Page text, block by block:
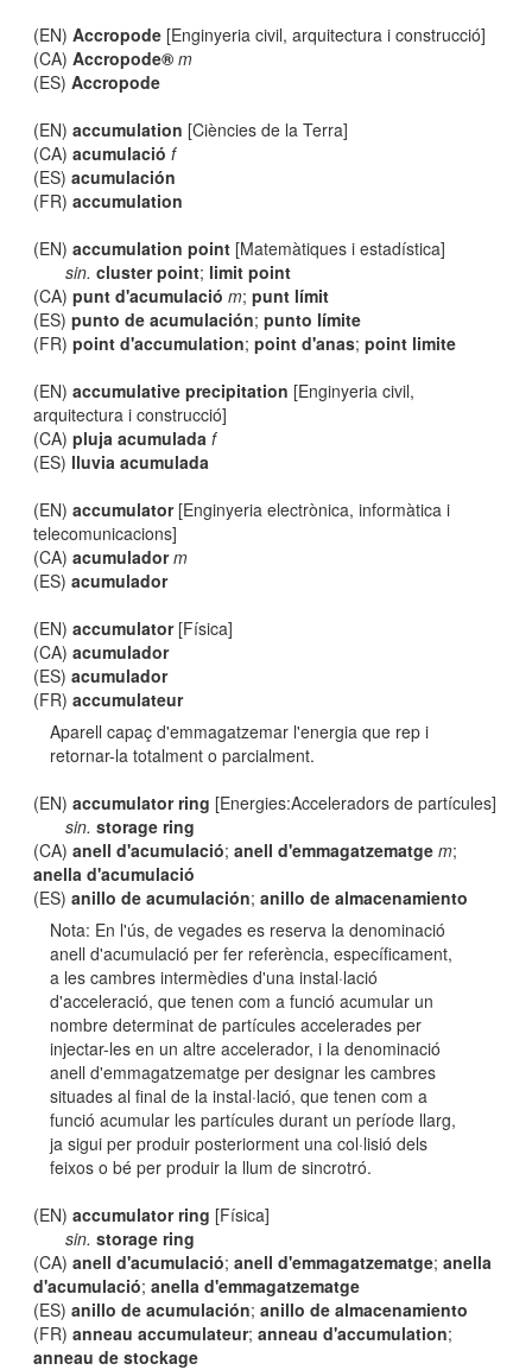
(EN)Accropode [Enginyeria civil, arquitectura i construcció]
(CA)Accropode® m
(ES)Accropode
(EN)accumulation [Ciències de la Terra]
(CA)acumulació f
(ES)acumulación
(FR)accumulation
(EN)accumulation point [Matemàtiques i estadística]
sin. cluster point; limit point
(CA)punt d'acumulació m;punt límit
(ES)punto de acumulación;punto límite
(FR)point d'accumulation;point d'anas;point limite
(EN)accumulative precipitation [Enginyeria civil,
arquitectura i construcció]
(CA)pluja acumulada f
(ES) lluvia acumulada
(EN)accumulator[Enginyeria electrònica, informàtica i
telecomunicacions]
(CA)acumulador m
(ES)acumulador
(EN)accumulator[Física]
(CA)acumulador
(ES)acumulador
(FR)accumulateur
Aparell capaç d'emmagatzemar l'energia que rep i
retornar-la totalment o parcialment.
(EN)accumulator ring [Energies:Acceleradors de partícules]
sin. storage ring
(CA)anell d'acumulació;anell d'emmagatzematge m;
anella d'acumulació
(ES)anillo de acumulación;anillo de almacenamiento
Nota: En l'ús, de vegades es reserva la denominació
anell d'acumulació per fer referència, específicament,
a les cambres intermèdies d'una instal·lació
d'acceleració, que tenen com a funció acumular un
nombre determinat de partícules accelerades per
injectar-les en un altre accelerador, i la denominació
anell d'emmagatzematge per designar les cambres
situades al final de la instal·lació, que tenen com a
funció acumular les partícules durant un període llarg,
ja sigui per produir posteriorment una col·lisió dels
feixos o bé per produir la llum de sincrotró.
(EN)accumulator ring [Física]
sin. storage ring
(CA)anell d'acumulació;anell d'emmagatzematge;anella
d'acumulació;anella d'emmagatzematge
(ES)anillo de acumulación;anillo de almacenamiento
(FR)anneau accumulateur;anneau d'accumulation;
anneau de stockage